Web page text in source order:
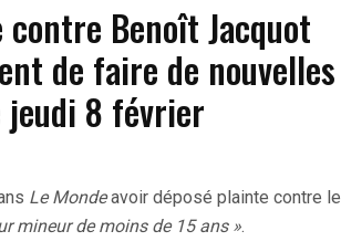
Benoît Jacquot
de faire de nouvelles
jeudi 8 février
Le Mondeavoir déposé plainte contre le
mineur de moins de 15 ans ».